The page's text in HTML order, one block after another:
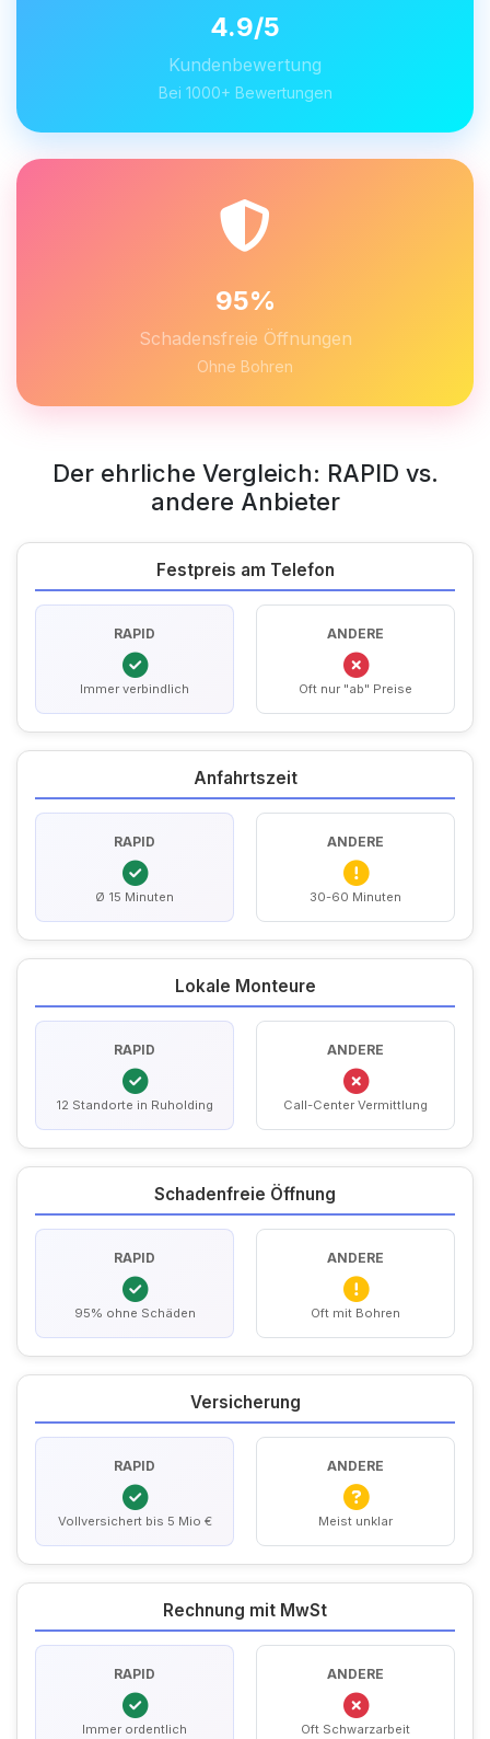
4.9/5
Kundenbewertung
Bei 1000+ Bewertungen
95%
Schadensfreie Öffnungen
Ohne Bohren
Der ehrliche Vergleich: RAPID vs.
andere Anbieter
Festpreis am Telefon
RAPID
Immer verbindlich
ANDERE
Oft nur "ab" Preise
Anfahrtszeit
RAPID
Ø 15 Minuten
ANDERE
30-60 Minuten
Lokale Monteure
RAPID
12 Standorte in Ruholding
ANDERE
Call-Center Vermittlung
Schadenfreie Öffnung
RAPID
95% ohne Schäden
ANDERE
Oft mit Bohren
Versicherung
RAPID
Vollversichert bis 5 Mio €
ANDERE
Meist unklar
Rechnung mit MwSt
RAPID
Immer ordentlich
ANDERE
Oft Schwarzarbeit